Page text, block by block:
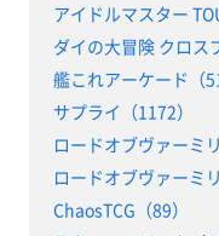
アイドルマスター
ダイの大冒険 クロス
艦これアーケード（
サプライ（1172）
ロードオブヴァーミ
ロードオブヴァーミ
ChaosTCG（89）